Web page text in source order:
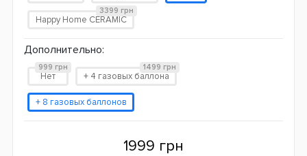
Happy Home CERAMIC
3399 грн
Дополнительно:
Нет
999 грн
+ 4 газовых баллона
1499 грн
+ 8 газовых баллонов
1999 грн